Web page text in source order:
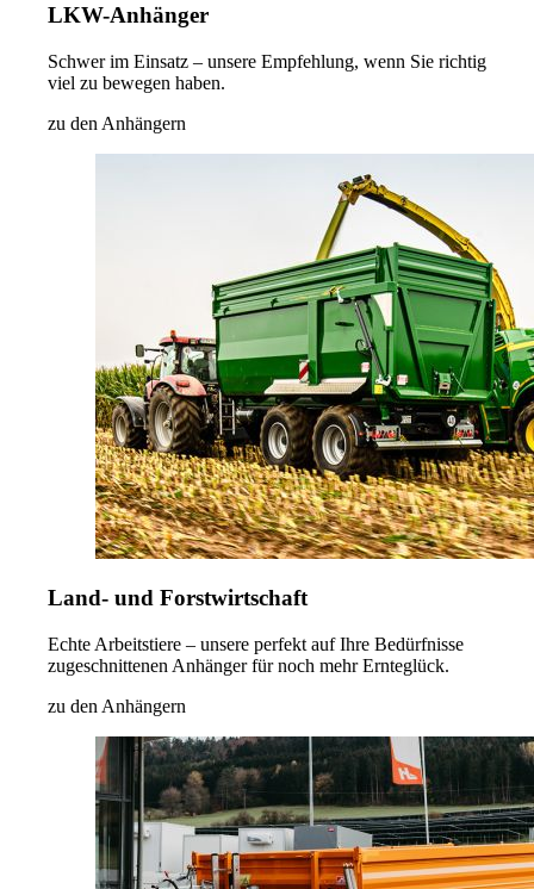
LKW-Anhänger
Schwer im Einsatz – unsere Empfehlung, wenn Sie richtig
viel zu bewegen haben.
zu den Anhängern
Land- und Forstwirtschaft
Echte Arbeitstiere – unsere perfekt auf Ihre Bedürfnisse
zugeschnittenen Anhänger für noch mehr Ernteglück.
zu den Anhängern